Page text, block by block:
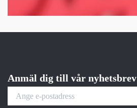
Anmäl dig till vår nyhetsbrev